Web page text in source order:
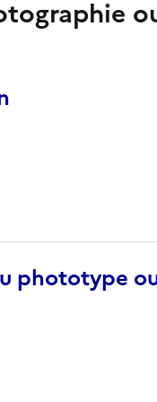
phototype